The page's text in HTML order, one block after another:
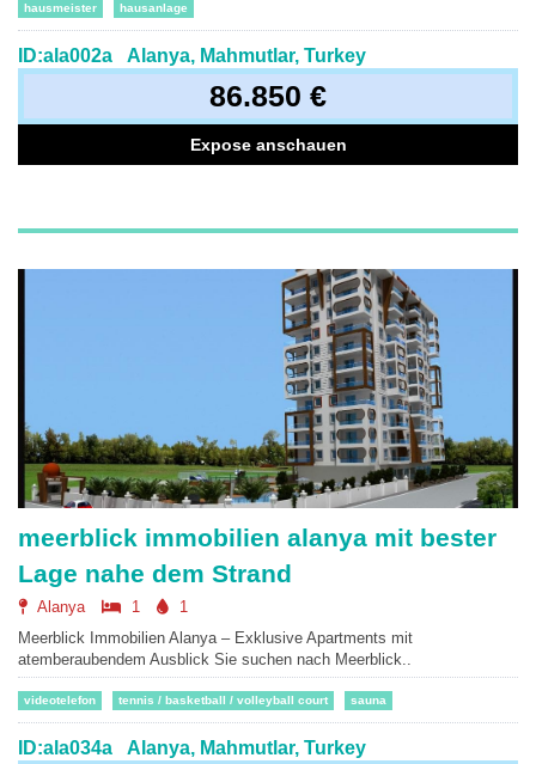
hausmeister hausanlage
ID:ala002a Alanya, Mahmutlar, Turkey
86.850 €
Expose anschauen
meerblick immobilien alanya mit bester
Lage nahe dem Strand
Alanya 1
1
Meerblick Immobilien Alanya – Exklusive Apartments mit
atemberaubendem Ausblick Sie suchen nach Meerblick..
videotelefon tennis / basketball / volleyball court sauna
ID:ala034a Alanya, Mahmutlar, Turkey